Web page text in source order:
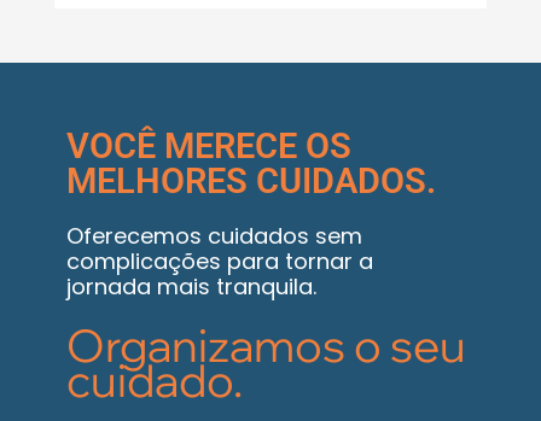
VOCÊ MERECE OS
MELHORES CUIDADOS.
Oferecemos cuidados sem
complicações para tornar a
jornada mais tranquila.
Organizamos o seu
cuidado.